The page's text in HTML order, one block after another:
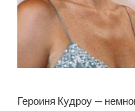
Героиня Кудроу —